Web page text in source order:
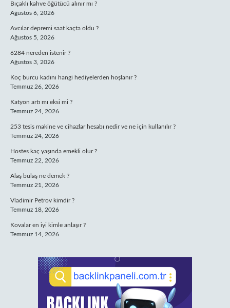
Bıçaklı kahve öğütücü alınır mı ?
Ağustos 6, 2026
Avcılar depremi saat kaçta oldu ?
Ağustos 5, 2026
6284 nereden istenir ?
Ağustos 3, 2026
Koç burcu kadını hangi hediyelerden hoşlanır ?
Temmuz 26, 2026
Katyon artı mı eksi mi ?
Temmuz 24, 2026
253 tesis makine ve cihazlar hesabı nedir ve ne için kullanılır ?
Temmuz 24, 2026
Hostes kaç yaşında emekli olur ?
Temmuz 22, 2026
Alaş bulaş ne demek ?
Temmuz 21, 2026
Vladimir Petrov kimdir ?
Temmuz 18, 2026
Kovalar en iyi kimle anlaşır ?
Temmuz 14, 2026